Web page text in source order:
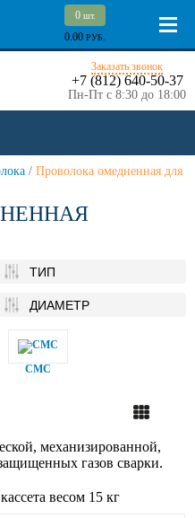
0 шт.
0.00 РУБ.
Заказать звонок
+7 (812) 640-50-37
Пн-Пт с 8:30 до 18:00
/ Проволока омедненная для
ТИП
ДИАМЕТР
СМС
механизированной,
газов сварки.
весом 15 кг